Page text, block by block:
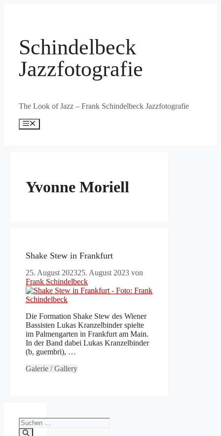
Schindelbeck
Jazzfotografie
The Look of Jazz – Frank Schindelbeck Jazzfotografie
Menü
Yvonne Moriell
Shake Stew in Frankfurt
25. August 202325. August 2023 von
Frank Schindelbeck
Die Formation Shake Stew des Wiener
Bassisten Lukas Kranzelbinder spielte
im Palmengarten in Frankfurt am Main.
In der Band dabei Lukas Kranzelbinder
(b, guembri), …
Galerie / Gallery
Suchen
nach: